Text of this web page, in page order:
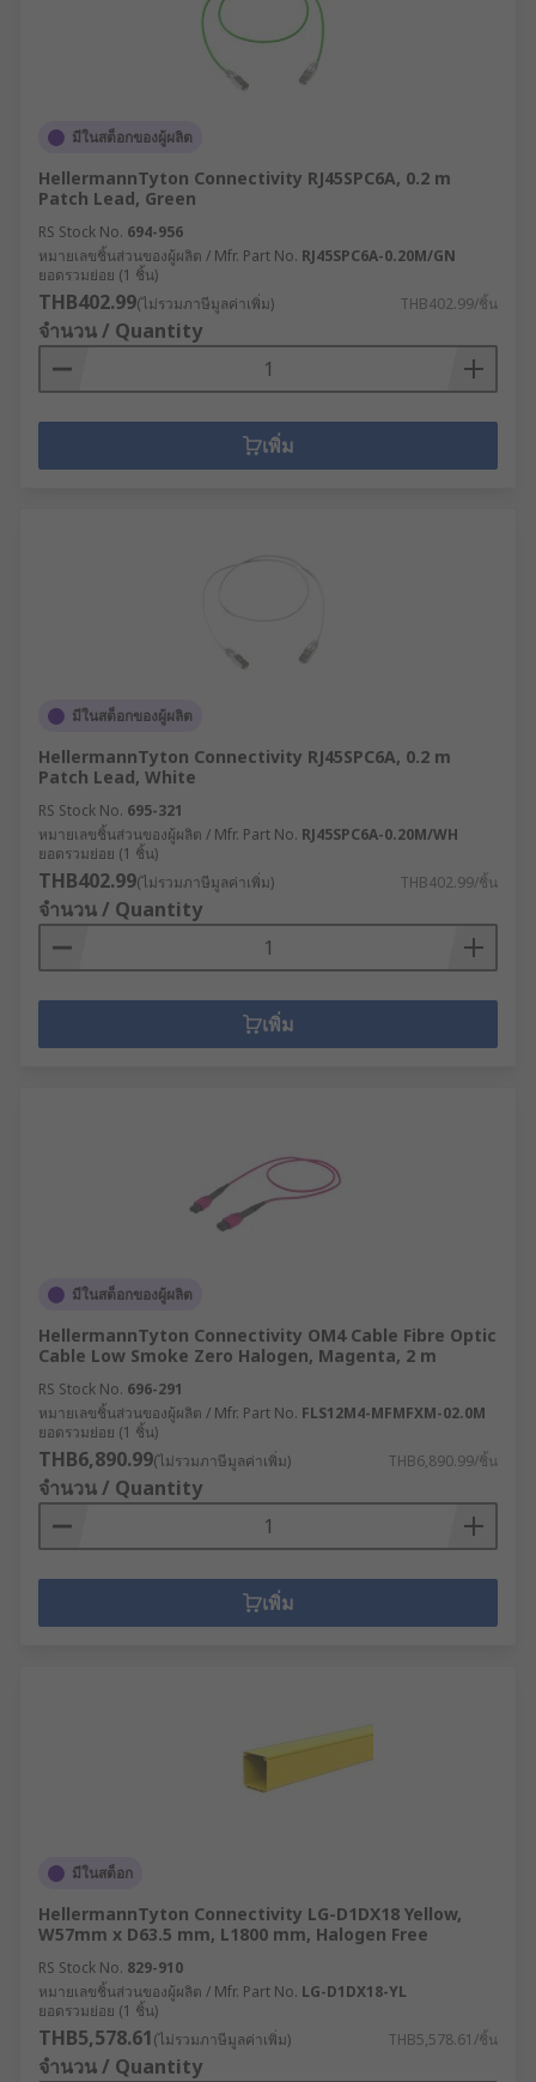
มีในสต็อกของผู้ผลิต
HellermannTyton Connectivity RJ45SPC6A, 0.2 m
Patch Lead, Green
RS Stock No. 694-956
หมายเลขชิ้นส่วนของผู้ผลิต / Mfr. Part No. RJ45SPC6A-0.20M/GN
ยอดรวมย่อย (1 ชิ้น)
THB402.99(ไม่รวมภาษีมูลค่าเพิ่ม) THB402.99/ชิ้น
จำนวน / Quantity
เพิ่ม
มีในสต็อกของผู้ผลิต
HellermannTyton Connectivity RJ45SPC6A, 0.2 m
Patch Lead, White
RS Stock No. 695-321
หมายเลขชิ้นส่วนของผู้ผลิต / Mfr. Part No. RJ45SPC6A-0.20M/WH
ยอดรวมย่อย (1 ชิ้น)
THB402.99(ไม่รวมภาษีมูลค่าเพิ่ม) THB402.99/ชิ้น
จำนวน / Quantity
เพิ่ม
มีในสต็อกของผู้ผลิต
HellermannTyton Connectivity OM4 Cable Fibre Optic
Cable Low Smoke Zero Halogen, Magenta, 2 m
RS Stock No. 696-291
หมายเลขชิ้นส่วนของผู้ผลิต / Mfr. Part No. FLS12M4-MFMFXM-02.0M
ยอดรวมย่อย (1 ชิ้น)
THB6,890.99(ไม่รวมภาษีมูลค่าเพิ่ม) THB6,890.99/ชิ้น
จำนวน / Quantity
เพิ่ม
มีในสต็อก
HellermannTyton Connectivity LG-D1DX18 Yellow,
W57mm x D63.5 mm, L1800 mm, Halogen Free
RS Stock No. 829-910
หมายเลขชิ้นส่วนของผู้ผลิต / Mfr. Part No. LG-D1DX18-YL
ยอดรวมย่อย (1 ชิ้น)
THB5,578.61(ไม่รวมภาษีมูลค่าเพิ่ม) THB5,578.61/ชิ้น
จำนวน / Quantity